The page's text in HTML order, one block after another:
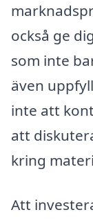
också ge
som inte
även
inte att
att
kring
Att